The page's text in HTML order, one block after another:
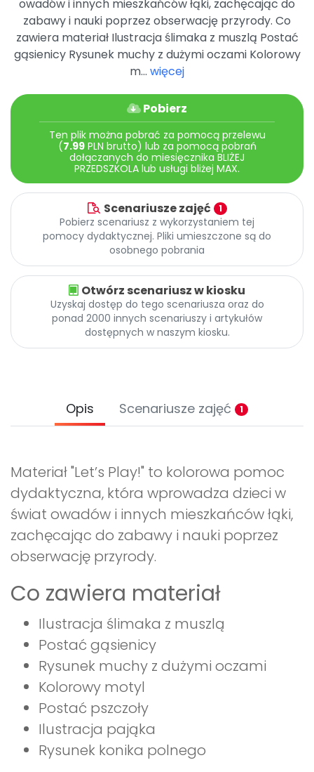
Archiwalne numery
Pomoc
Promocje
owadów i innych mieszkańców łąki, zachęcając do
zabawy i nauki poprzez obserwację przyrody. Co
zawiera materiał Ilustracja ślimaka z muszlą Postać
gąsienicy Rysunek muchy z dużymi oczami Kolorowy
m... więcej
Pobierz
Ten plik można pobrać za pomocą przelewu
(7.99PLN brutto) lub za pomocą pobrań
dołączanych do miesięcznika BLIŻEJ
PRZEDSZKOLA lub usługi bliżej MAX.
Scenariusze zajęć 1
Pobierz scenariusz z wykorzystaniem tej
pomocy dydaktycznej. Pliki umieszczone są do
osobnego pobrania
Otwórz scenariusz w kiosku
Uzyskaj dostęp do tego scenariusza oraz do
ponad 2000 innych scenariuszy i artykułów
dostępnych w naszym kiosku.
Opis Scenariusze zajęć 1
Materiał "Let’s Play!" to kolorowa pomoc
dydaktyczna, która wprowadza dzieci w
świat owadów i innych mieszkańców łąki,
zachęcając do zabawy i nauki poprzez
obserwację przyrody.
Co zawiera materiał
Ilustracja ślimaka z muszlą
Postać gąsienicy
Rysunek muchy z dużymi oczami
Kolorowy motyl
Postać pszczoły
Ilustracja pająka
Rysunek konika polnego